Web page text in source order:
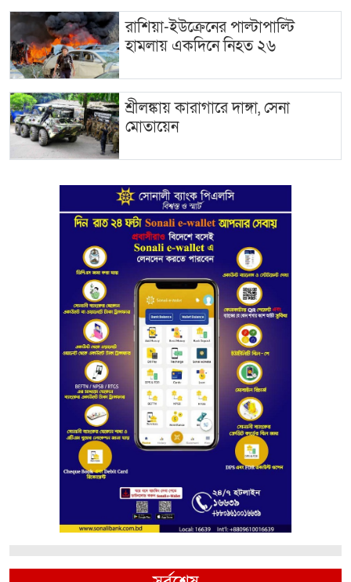
রাশিয়া-ইউক্রেনের পাল্টাপাল্টি
হামলায় একদিনে নিহত ২৬
শ্রীলঙ্কায় কারাগারে দাঙ্গা, সেনা
মোতায়েন